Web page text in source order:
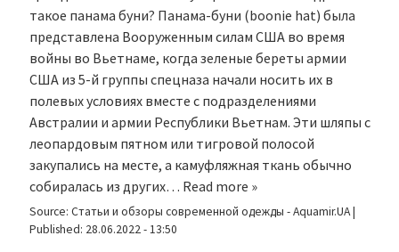
такое панама буни? Панама-буни (boonie hat) была
представлена Вооруженным силам США во время
войны во Вьетнаме, когда зеленые береты армии
США из 5-й группы спецназа начали носить их в
полевых условиях вместе с подразделениями
Австралии и армии Республики Вьетнам. Эти шляпы с
леопардовым пятном или тигровой полосой
закупались на месте, а камуфляжная ткань обычно
собиралась из других… Read more »
Source: Статьи и обзоры современной одежды - Aquamir.UA|
Published: 28.06.2022 - 13:50